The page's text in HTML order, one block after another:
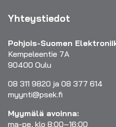
Yhteystiedot
Pohjois-Suomen
Kempeleentie 7A
90400 Oulu
08 311 9820 ja 08 377 614
myynti@psek.fi
Myymälä avoinna:
ma-pe, klo 8:00–16:00